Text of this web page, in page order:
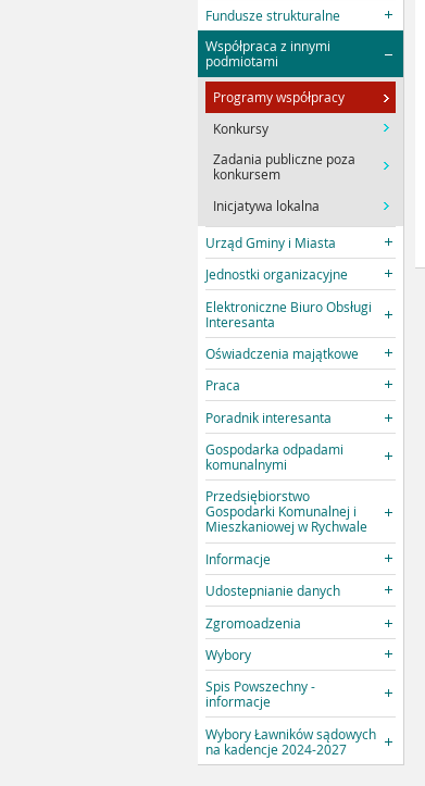
Fundusze strukturalne
Współpraca z innymi
podmiotami
Programy współpracy
Konkursy
Zadania publiczne poza
konkursem
Inicjatywa lokalna
Urząd Gminy i Miasta
Jednostki organizacyjne
Elektroniczne Biuro Obsługi
Interesanta
Oświadczenia majątkowe
Praca
Poradnik interesanta
Gospodarka odpadami
komunalnymi
Przedsiębiorstwo
Gospodarki Komunalnej i
Mieszkaniowej w Rychwale
Informacje
Udostepnianie danych
Zgromoadzenia
Wybory
Spis Powszechny -
informacje
Wybory Ławników sądowych
na kadencje 2024-2027